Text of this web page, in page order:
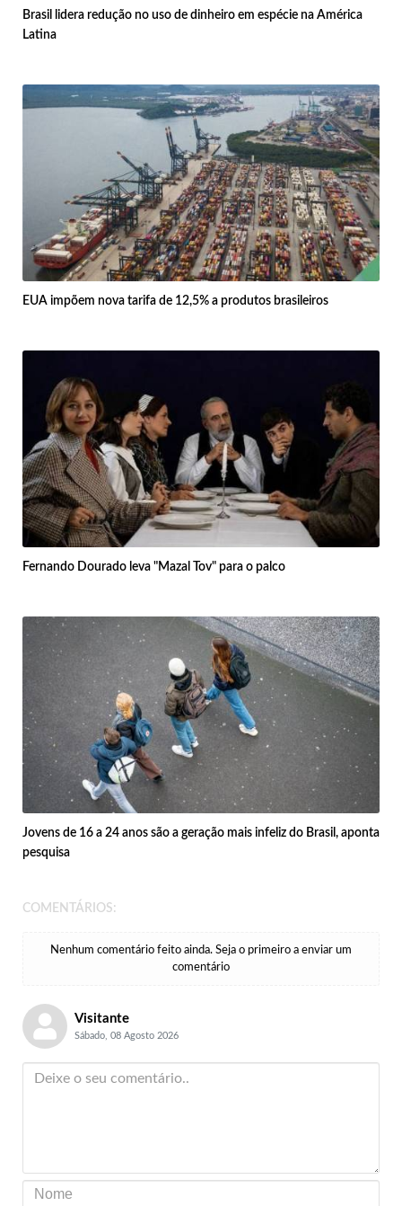
Brasil lidera redução no uso de dinheiro em espécie na América
Latina
EUA impõem nova tarifa de 12,5% a produtos brasileiros
Fernando Dourado leva "Mazal Tov" para o palco
Jovens de 16 a 24 anos são a geração mais infeliz do Brasil, aponta
pesquisa
COMENTÁRIOS:
Nenhum comentário feito ainda. Seja o primeiro a enviar um
comentário
Visitante
Sábado, 08 Agosto 2026